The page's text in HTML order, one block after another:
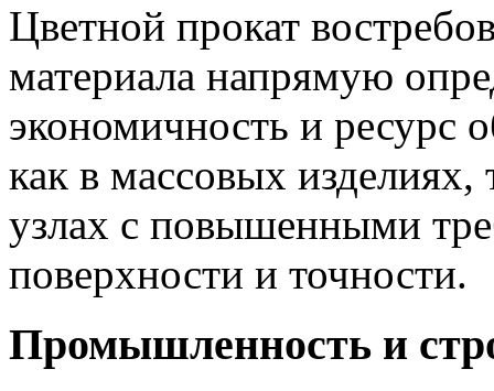
Цветной прокат
материала напрямую
экономичность и ресурс
как в массовых
узлах с повышенными
поверхности и точности.
Промышленность и